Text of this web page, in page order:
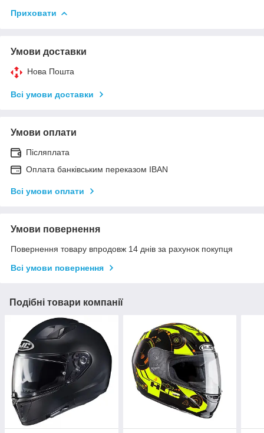
Приховати
Умови доставки
Нова Пошта
Всі умови доставки
Умови оплати
Післяплата
Оплата банківським переказом IBAN
Всі умови оплати
Умови повернення
Повернення товару впродовж 14 днів за рахунок покупця
Всі умови повернення
Подібні товари компанії